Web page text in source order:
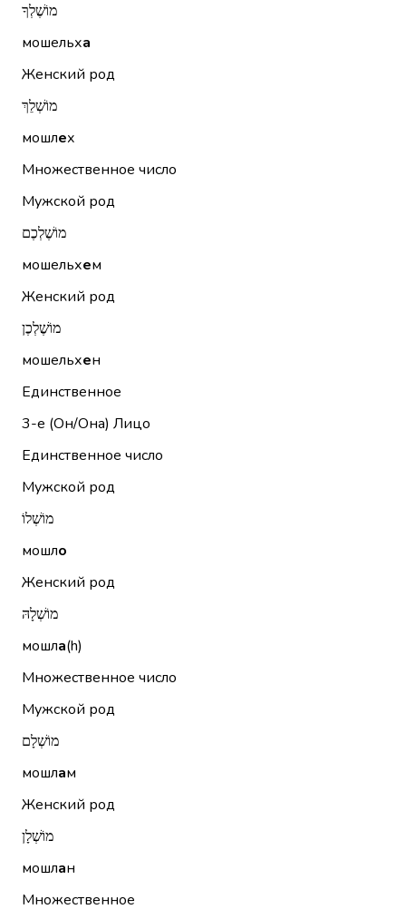
מוֹשֶׁלְךָ
мошельха
Женский род
מוֹשְׁלֵךְ
мошлех
Множественное число
Мужской род
מוֹשֶׁלְכֶם
мошельхем
Женский род
מוֹשֶׁלְכֶן
мошельхен
Единственное
3-е (Он/Она) Лицо
Единственное число
Мужской род
מוֹשְׁלוֹ
мошло
Женский род
מוֹשְׁלָהּ
мошла(h)
Множественное число
Мужской род
מוֹשְׁלָם
мошлам
Женский род
מוֹשְׁלָן
мошлан
Множественное